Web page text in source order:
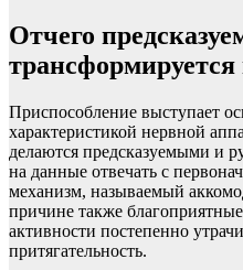
Отчего
трансформируется
Приспособление выступает
характеристикой нервной
делаются предсказуемыми и
на данные отвечать с
механизм, называемый
причине также
активности постепенно
притягательность.